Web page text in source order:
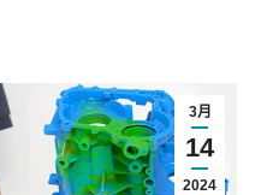
3月
14
2024